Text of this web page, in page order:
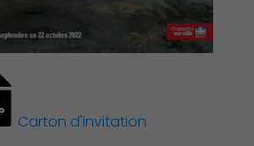
Carton d'invitation